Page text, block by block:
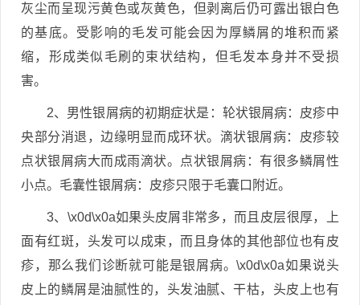
灰尘而呈现污黄色或灰黄色，但剥离后仍可露出银白色
的基底。受影响的毛发可能会因为厚鳞屑的堆积而紧
缩，形成类似毛刷的束状结构，但毛发本身并不受损
害。
2、男性银屑病的初期症状是：轮状银屑病：皮疹中
央部分消退，边缘明显而成环状。滴状银屑病：皮疹较
点状银屑病大而成雨滴状。点状银屑病：有很多鳞屑性
小点。毛囊性银屑病：皮疹只限于毛囊口附近。
3、\x0d\x0a如果头皮屑非常多，而且皮层很厚，上
面有红斑，头发可以成束，而且身体的其他部位也有皮
疹，那么我们诊断就可能是银屑病。\x0d\x0a如果说头
皮上的鳞屑是油腻性的，头发油腻、干枯，头皮上也有